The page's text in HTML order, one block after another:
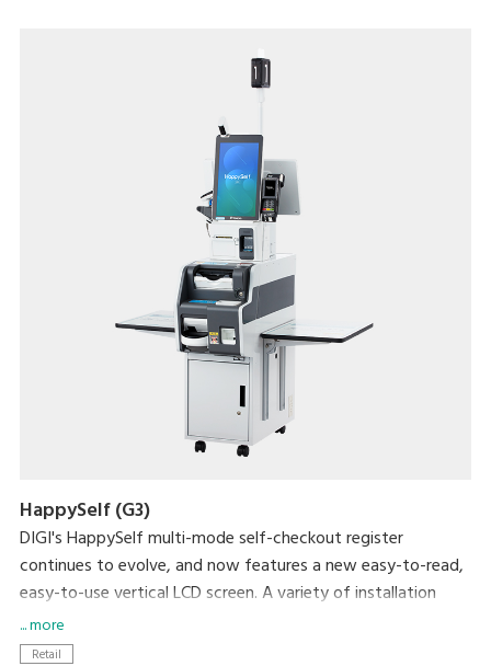
HappySelf (G3)
DIGI's HappySelf multi-mode self-checkout register
continues to evolve, and now features a new easy-to-read,
easy-to-use vertical LCD screen. A variety of installation
variations have been created to meet diverse store
requirements.
... more
Retail